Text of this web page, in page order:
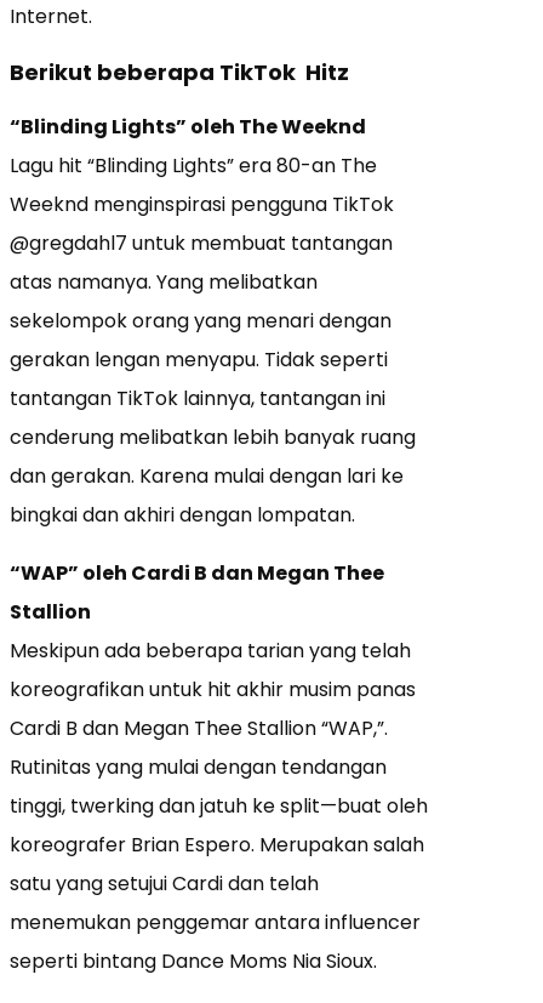
Internet.
Berikut beberapa TikTok Hitz
“Blinding Lights” oleh The Weeknd
Lagu hit “Blinding Lights” era 80-an The
Weeknd menginspirasi pengguna TikTok
@gregdahl7 untuk membuat tantangan
atas namanya. Yang melibatkan
sekelompok orang yang menari dengan
gerakan lengan menyapu. Tidak seperti
tantangan TikTok lainnya, tantangan ini
cenderung melibatkan lebih banyak ruang
dan gerakan. Karena mulai dengan lari ke
bingkai dan akhiri dengan lompatan.
“WAP” oleh Cardi B dan Megan Thee
Stallion
Meskipun ada beberapa tarian yang telah
koreografikan untuk hit akhir musim panas
Cardi B dan Megan Thee Stallion “WAP,”.
Rutinitas yang mulai dengan tendangan
tinggi, twerking dan jatuh ke split—buat oleh
koreografer Brian Espero. Merupakan salah
satu yang setujui Cardi dan telah
menemukan penggemar antara influencer
seperti bintang Dance Moms Nia Sioux.